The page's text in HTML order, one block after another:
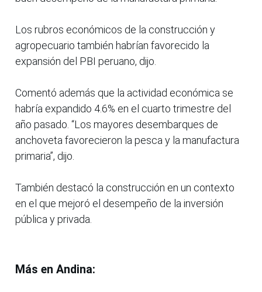
Los rubros económicos de la construcción y
agropecuario también habrían favorecido la
expansión del PBI peruano, dijo.
Comentó además que la actividad económica se
habría expandido 4.6% en el cuarto trimestre del
año pasado. “Los mayores desembarques de
anchoveta favorecieron la pesca y la manufactura
primaria”, dijo.
También destacó la construcción en un contexto
en el que mejoró el desempeño de la inversión
pública y privada.
Más en Andina: